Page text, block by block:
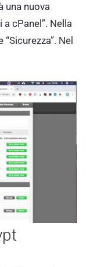
una nuova
cPanel”. Nella
Nel